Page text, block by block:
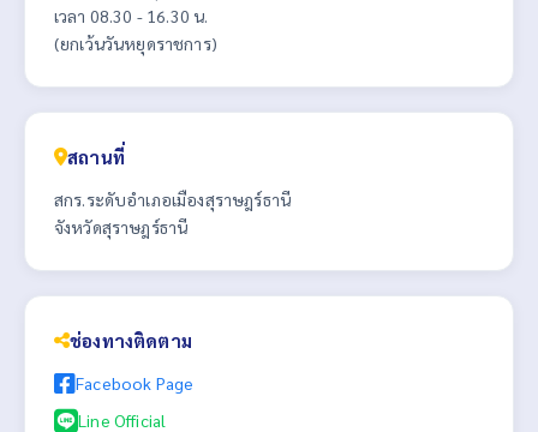
เวลา 08.30 - 16.30 น.
(ยกเว้นวันหยุดราชการ)
สถานที่
สกร.ระดับอำเภอเมืองสุราษฎร์ธานี
จังหวัดสุราษฎร์ธานี
ช่องทางติดตาม
Facebook Page
Line Official